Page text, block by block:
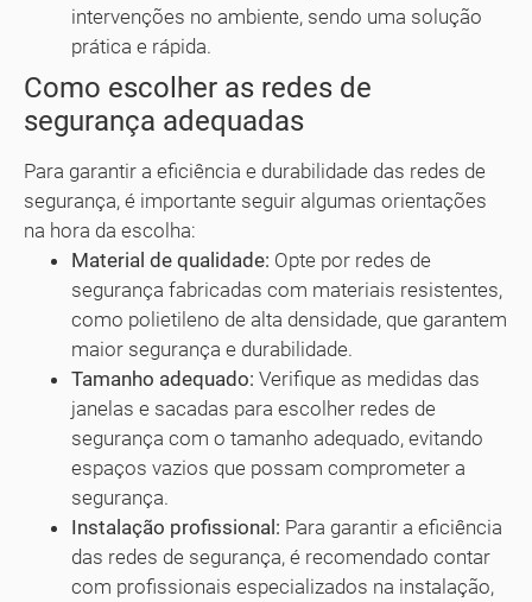
intervenções no ambiente, sendo uma solução
prática e rápida.
Como escolher as redes de
segurança adequadas
Para garantir a eficiência e durabilidade das redes de
segurança, é importante seguir algumas orientações
na hora da escolha:
Material de qualidade: Opte por redes de
segurança fabricadas com materiais resistentes,
como polietileno de alta densidade, que garantem
maior segurança e durabilidade.
Tamanho adequado: Verifique as medidas das
janelas e sacadas para escolher redes de
segurança com o tamanho adequado, evitando
espaços vazios que possam comprometer a
segurança.
Instalação profissional: Para garantir a eficiência
das redes de segurança, é recomendado contar
com profissionais especializados na instalação,